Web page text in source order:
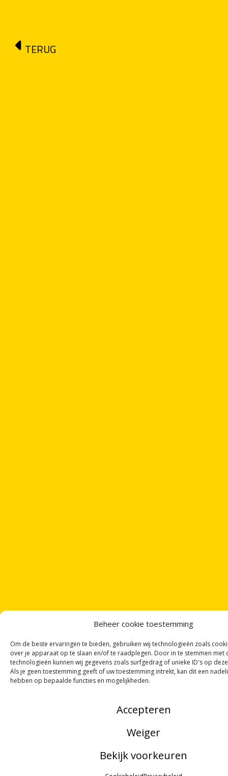
Beheer cookie toestemming
Om de beste ervaringen te bieden, gebruiken wij technologieën zoals
over je apparaat op te slaan en/of te raadplegen. Door in te stemmen met
technologieën kunnen wij gegevens zoals surfgedrag of unieke ID's op
Als je geen toestemming geeft of uw toestemming intrekt, kan dit een
hebben op bepaalde functies en mogelijkheden.
Accepteren
Weiger
Bekijk voorkeuren
TERUG
ONTVANGVIER GEDICHTENPER MAAND
VIA ONZENIEUWSBRIEF!
NOORDWOORD